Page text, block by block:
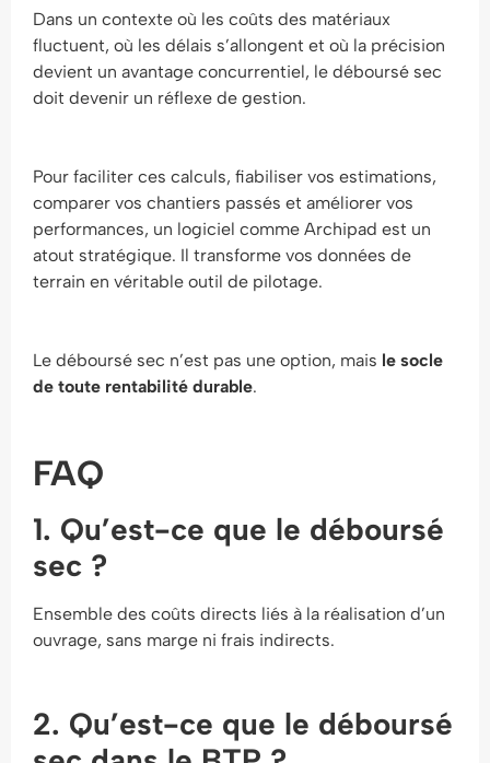
Dans un contexte où les coûts des matériaux
fluctuent, où les délais s’allongent et où la précision
devient un avantage concurrentiel, le déboursé sec
doit devenir un réflexe de gestion.
Pour faciliter ces calculs, fiabiliser vos estimations,
comparer vos chantiers passés et améliorer vos
performances, un logiciel comme Archipad est un
atout stratégique. Il transforme vos données de
terrain en véritable outil de pilotage.
Le déboursé sec n’est pas une option, mais le socle
de toute rentabilité durable.
FAQ
1. Qu’est-ce que le déboursé
sec ?
Ensemble des coûts directs liés à la réalisation d’un
ouvrage, sans marge ni frais indirects.
2. Qu’est-ce que le déboursé